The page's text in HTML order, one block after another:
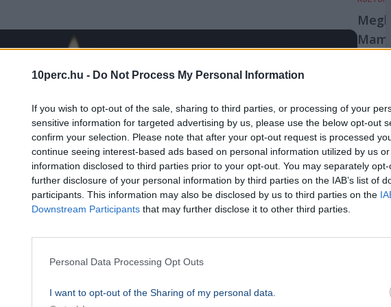
10perc.hu - Do Not Process My Personal Information
If you wish to opt-out of the sale, sharing to third parties, or processing of your
sensitive information for targeted advertising by us, please use the below opt-out
confirm your selection. Please note that after your opt-out request is processed
continue seeing interest-based ads based on personal information utilized by us
information disclosed to third parties prior to your opt-out. You may separately
further disclosure of your personal information by third parties on the IAB’s list of
participants. This information may also be disclosed by us to third parties on the
Downstream Participants that may further disclose it to other third parties.
Personal Data Processing Opt Outs
I want to opt-out of the Sharing of my personal data.
Ők
A